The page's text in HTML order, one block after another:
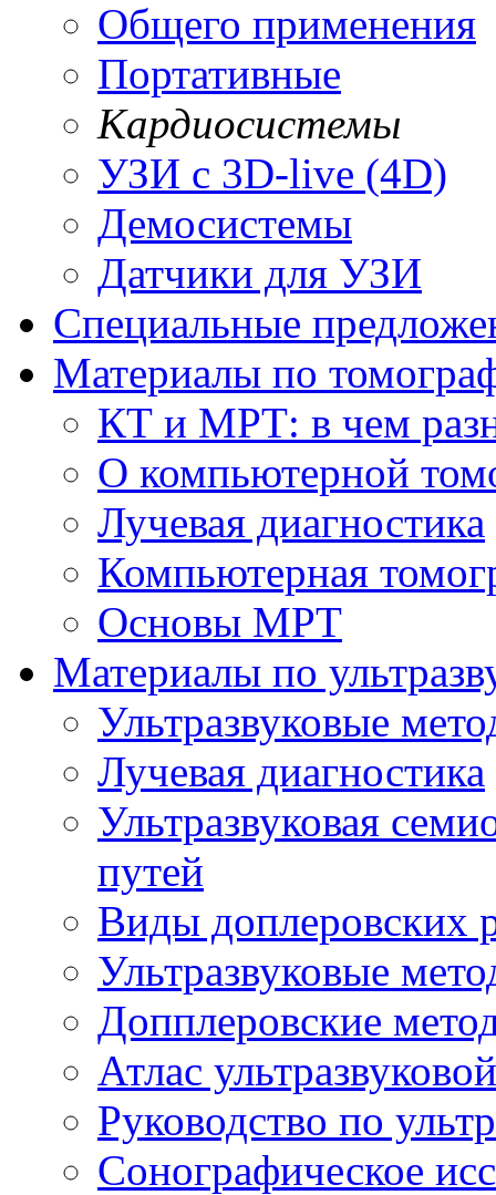
Общего применения
Портативные
Кардиосистемы
УЗИ с 3D-live (4D)
Демосистемы
Датчики для УЗИ
Cпециальные
Материалы по
КТ и МРТ: в чем
О компьютерной
Лучевая диагностика
Компьютерная
Основы МРТ
Материалы по
Ультразвуковые
Лучевая диагностика
Ультразвуковая
путей
Виды доплеровских
Ультразвуковые
Допплеровские
Атлас
Руководство по
Сонографическое